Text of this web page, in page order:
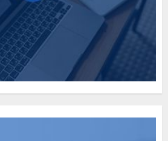
Need to Know About the
Classic Cars in a Retro